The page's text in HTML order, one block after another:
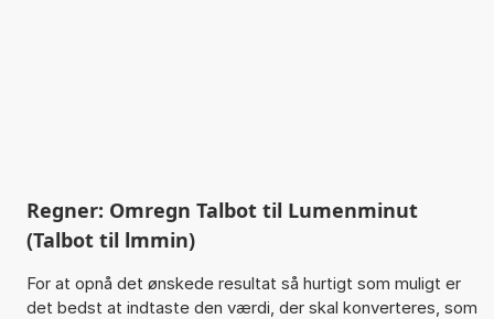
Regner: Omregn Talbot til Lumenminut
(Talbot til lmmin)
For at opnå det ønskede resultat så hurtigt som muligt er
det bedst at indtaste den værdi, der skal konverteres, som